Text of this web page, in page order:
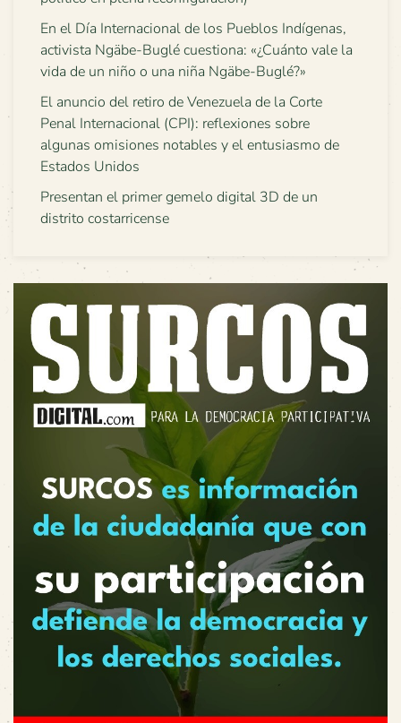
En el Día Internacional de los Pueblos Indígenas,
activista Ngäbe-Buglé cuestiona: «¿Cuánto vale la
vida de un niño o una niña Ngäbe-Buglé?»
El anuncio del retiro de Venezuela de la Corte
Penal Internacional (CPI): reflexiones sobre
algunas omisiones notables y el entusiasmo de
Estados Unidos
Presentan el primer gemelo digital 3D de un
distrito costarricense